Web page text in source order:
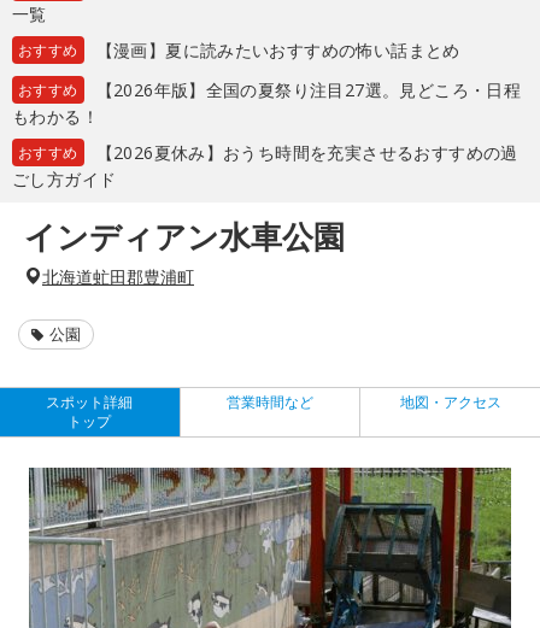
一覧
おすすめ 【漫画】夏に読みたいおすすめの怖い話まとめ
おすすめ
【2026年版】全国の夏祭り注目27選。見どころ・日程
もわかる！
おすすめ
【2026夏休み】おうち時間を充実させるおすすめの過
ごし方ガイド
インディアン水車公園
北海道虻田郡豊浦町
公園
スポット詳細
トップ
営業時間など 地図・アクセス